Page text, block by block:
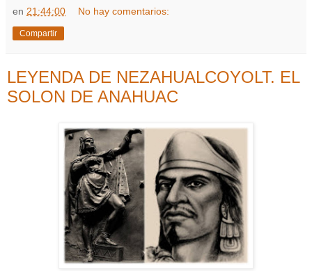
en 21:44:00 No hay comentarios:
Compartir
LEYENDA DE NEZAHUALCOYOLT. EL
SOLON DE ANAHUAC